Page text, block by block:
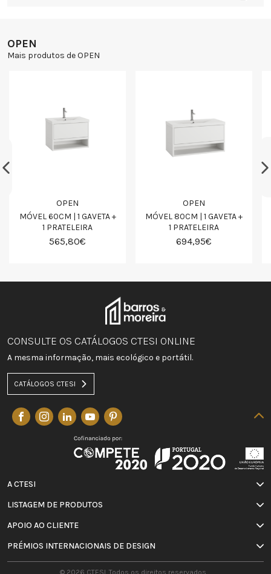
OPEN
Mais produtos de OPEN
OPEN
MÓVEL 60CM | 1 GAVETA +
1 PRATELEIRA
565,80€
OPEN
MÓVEL 80CM | 1 GAVETA +
1 PRATELEIRA
694,95€
CONSULTE OS CATÁLOGOS CTESI ONLINE
A mesma informação, mais ecológico e portátil.
CATÁLOGOS CTESI
A CTESI
LISTAGEM DE PRODUTOS
APOIO AO CLIENTE
PRÉMIOS INTERNACIONAIS DE DESIGN